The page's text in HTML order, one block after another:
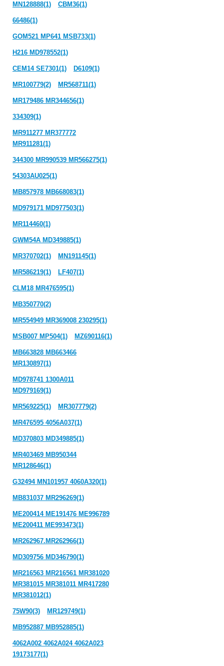
MN128888(1) CBM36(1)
66486(1)
GOM521 MP641 MSB733(1)
H216 MD978552(1)
CEM14 SE7301(1) D6109(1)
MR100779(2) MR568711(1)
MR179486 MR344656(1)
334309(1)
MR911277 MR377772
MR911281(1)
344300 MR990539 MR566275(1)
54303AU025(1)
MB857978 MB668083(1)
MD979171 MD977503(1)
MR114460(1)
GWM54A MD349885(1)
MR370702(1) MN191145(1)
MR586219(1) LF407(1)
CLM18 MR476595(1)
MB350770(2)
MR554949 MR369008 230295(1)
MSB007 MP504(1) MZ690116(1)
MB663828 MB663466
MR130897(1)
MD978741 1300A011
MD979169(1)
MR569225(1) MR307779(2)
MR476595 4056A037(1)
MD370803 MD349885(1)
MR403469 MB950344
MR128646(1)
G32494 MN101957 4060A320(1)
MB831037 MR296269(1)
ME200414 ME191476 ME996789
ME200411 ME993473(1)
MR262967.MR262966(1)
MD309756 MD346790(1)
MR216563 MR216561 MR381020
MR381015 MR381011 MR417280
MR381012(1)
75W90(3) MR129749(1)
MB952887 MB952885(1)
4062A002 4062A024 4062A023
19173177(1)